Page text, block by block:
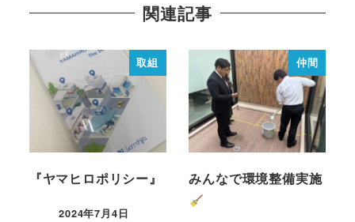
関連記事
取組
『ヤマヒロポリシー』
2024年7月4日
仲間
みんなで環境整備実施